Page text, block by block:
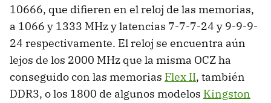
10666, que difieren en el reloj de las memorias,
a 1066 y 1333 MHz y latencias 7-7-7-24 y 9-9-9-
24 respectivamente. El reloj se encuentra aún
lejos de los 2000 MHz que la misma OCZ ha
conseguido con las memorias Flex II, también
DDR3, o los 1800 de algunos modelos Kingston